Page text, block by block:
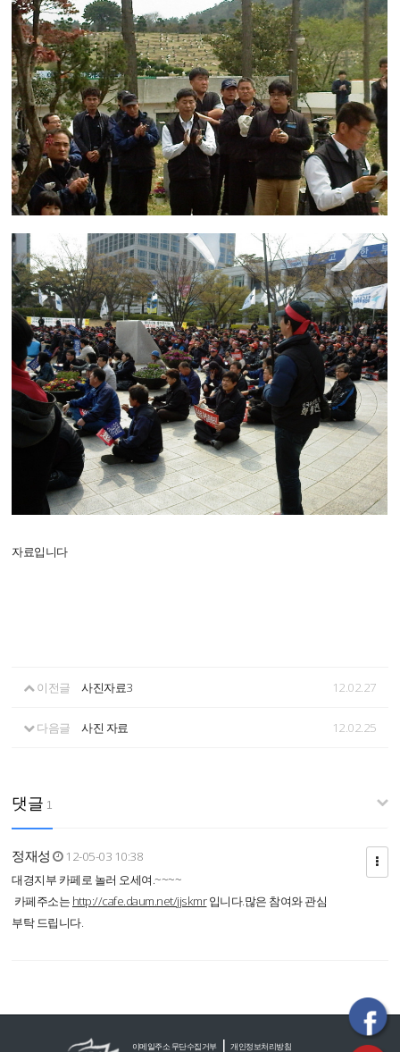
자료입니다
이전글 사진자료3 12.02.27
다음글 사진 자료 12.02.25
댓글 1
정재성
12-05-03 10:38
대경지부 카페로 놀러 오세여.~~~~
카페주소는 http://cafe.daum.net/jjskmr입니다.많은 참여와 관심
부탁 드립니다.
이메일주소 무단수집거부|개인정보처리방침